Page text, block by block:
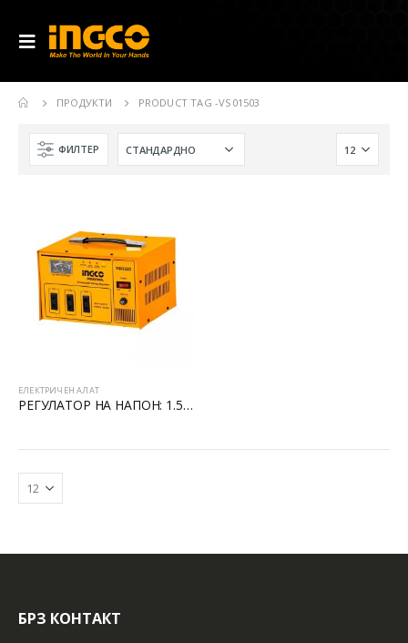
ПРОДУКТИ PRODUCT TAG -VS01503
ФИЛТЕР
ЕЛЕКТРИЧЕН АЛАТ
РЕГУЛАТОР НА НАПОН: 1.5 Kva 110v 220v
БРЗ КОНТАКТ